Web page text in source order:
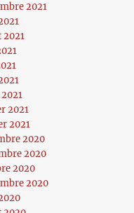
2021
2021
2021
2020
2020
2020
2020